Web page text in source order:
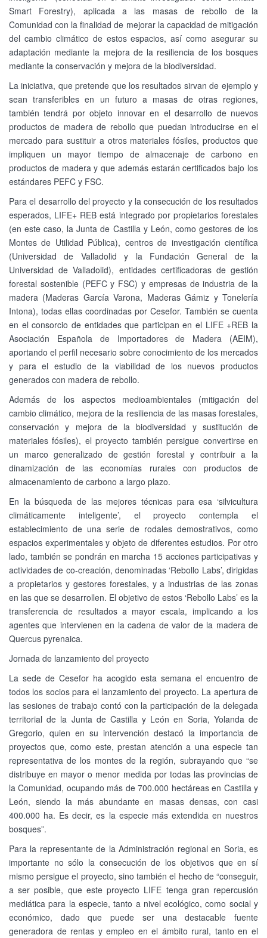
Smart Forestry), aplicada a las masas de rebollo de la
Comunidad con la finalidad de mejorar la capacidad de mitigación
del cambio climático de estos espacios, así como asegurar su
adaptación mediante la mejora de la resiliencia de los bosques
mediante la conservación y mejora de la biodiversidad.
La iniciativa, que pretende que los resultados sirvan de ejemplo y
sean transferibles en un futuro a masas de otras regiones,
también tendrá por objeto innovar en el desarrollo de nuevos
productos de madera de rebollo que puedan introducirse en el
mercado para sustituir a otros materiales fósiles, productos que
impliquen un mayor tiempo de almacenaje de carbono en
productos de madera y que además estarán certificados bajo los
estándares PEFC y FSC.
Para el desarrollo del proyecto y la consecución de los resultados
esperados, LIFE+ REB está integrado por propietarios forestales
(en este caso, la Junta de Castilla y León, como gestores de los
Montes de Utilidad Pública), centros de investigación científica
(Universidad de Valladolid y la Fundación General de la
Universidad de Valladolid), entidades certificadoras de gestión
forestal sostenible (PEFC y FSC) y empresas de industria de la
madera (Maderas García Varona, Maderas Gámiz y Tonelería
Intona), todas ellas coordinadas por Cesefor. También se cuenta
en el consorcio de entidades que participan en el LIFE +REB la
Asociación Española de Importadores de Madera (AEIM),
aportando el perfil necesario sobre conocimiento de los mercados
y para el estudio de la viabilidad de los nuevos productos
generados con madera de rebollo.
Además de los aspectos medioambientales (mitigación del
cambio climático, mejora de la resiliencia de las masas forestales,
conservación y mejora de la biodiversidad y sustitución de
materiales fósiles), el proyecto también persigue convertirse en
un marco generalizado de gestión forestal y contribuir a la
dinamización de las economías rurales con productos de
almacenamiento de carbono a largo plazo.
En la búsqueda de las mejores técnicas para esa ‘silvicultura
climáticamente inteligente’, el proyecto contempla el
establecimiento de una serie de rodales demostrativos, como
espacios experimentales y objeto de diferentes estudios. Por otro
lado, también se pondrán en marcha 15 acciones participativas y
actividades de co-creación, denominadas ‘Rebollo Labs’, dirigidas
a propietarios y gestores forestales, y a industrias de las zonas
en las que se desarrollen. El objetivo de estos ‘Rebollo Labs’ es la
transferencia de resultados a mayor escala, implicando a los
agentes que intervienen en la cadena de valor de la madera de
Quercus pyrenaica.
Jornada de lanzamiento del proyecto
La sede de Cesefor ha acogido esta semana el encuentro de
todos los socios para el lanzamiento del proyecto. La apertura de
las sesiones de trabajo contó con la participación de la delegada
territorial de la Junta de Castilla y León en Soria, Yolanda de
Gregorio, quien en su intervención destacó la importancia de
proyectos que, como este, prestan atención a una especie tan
representativa de los montes de la región, subrayando que “se
distribuye en mayor o menor medida por todas las provincias de
la Comunidad, ocupando más de 700.000 hectáreas en Castilla y
León, siendo la más abundante en masas densas, con casi
400.000 ha. Es decir, es la especie más extendida en nuestros
bosques”.
Para la representante de la Administración regional en Soria, es
importante no sólo la consecución de los objetivos que en sí
mismo persigue el proyecto, sino también el hecho de “conseguir,
a ser posible, que este proyecto LIFE tenga gran repercusión
mediática para la especie, tanto a nivel ecológico, como social y
económico, dado que puede ser una destacable fuente
generadora de rentas y empleo en el ámbito rural, tanto en el